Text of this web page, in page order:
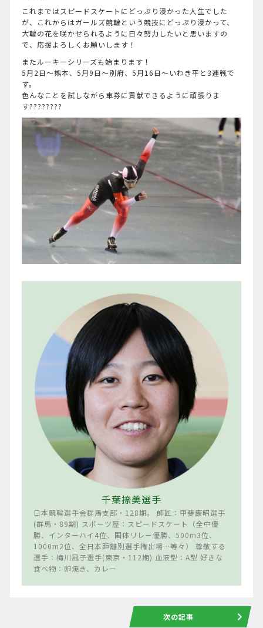
これまではスピードスケートにどっぷり浸かった人生でした
が、これからはガールズ競輪という競技にどっぷり浸かって、
大輪の花を咲かせられるように日々努力したいと思いますの
で、応援よろしくお願いします！
またルーキーシリーズも始まります！
5月2日〜熊本、5月9日〜別府、5月16日〜いわき平と3連戦で
す。
色んなことを試しながら車券に貢献できるように頑張りま
す????????
千葉捺美選手
日本競輪選手会群馬支部・128期。 師匠：甲斐康昭選手
(群馬・89期) スポーツ歴：スピードスケート（全中優
勝、インターハイ4位、国体リレー優勝、500m3位、
1000m2位、全日本距離別選手権出場…等々） 尊敬する
選手：梅川風子選手(東京・112期) 血液型：A型 好きな
食べ物：卵焼き、カレー
次の記事